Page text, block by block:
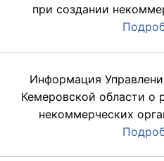
при создании
Информация
Кемеровской области о
некоммерческих